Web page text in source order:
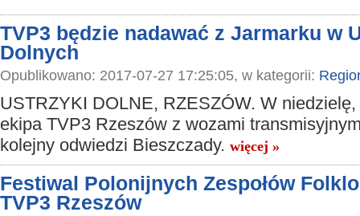
TVP3 będzie nadawać z Jarmarku w
Dolnych
Opublikowano: 2017-07-27 17:25:05, w kategorii:
USTRZYKI DOLNE, RZESZÓW. W
ekipa TVP3 Rzeszów z wozami
kolejny odwiedzi Bieszczady. więcej »
Festiwal Polonijnych Zespołów
TVP3 Rzeszów